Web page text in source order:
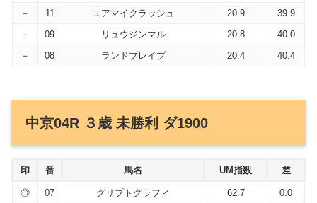
－ 11 ユアマイクラッシュ 20.9
39.9
－
09 リュウジンマル 20.8
40.0
－
08 ランドブレイブ 20.4 40.4
中京04R ３歳 未勝利 ダ1900
印 番 馬名 UM指数 差
◎ 07 グリプトグラフィ 62.7
0.0